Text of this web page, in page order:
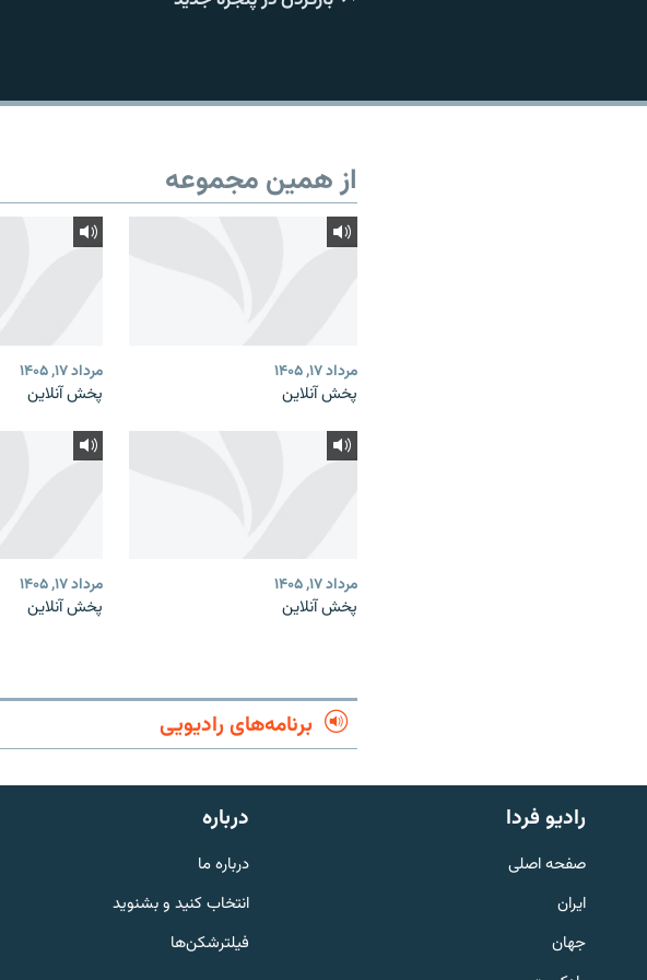
English
به ما بپیوندید
از همین مجموعه
مرداد ۱۷, ۱۴۰۵
پخش آنلاین
مرداد ۱۷, ۱۴۰۵
پخش آنلاین
مرداد ۱۷, ۱۴۰۵
پخش آنلاین
مرداد ۱۷, ۱۴۰۵
پخش آنلاین
برنامه‌های رادیویی
رادیو فردا
صفحه اصلی
ایران
جهان
درباره
درباره ما
انتخاب کنید و بشنوید
فیلترشکن‌ها